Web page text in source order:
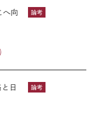
論考
論考
日